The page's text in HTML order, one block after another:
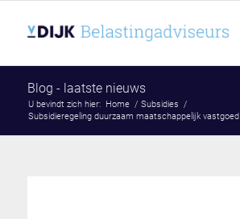
Blog - laatste nieuws
U bevindt zich hier: Home / Subsidies /
Subsidieregeling duurzaam maatschappelijk vastgoed